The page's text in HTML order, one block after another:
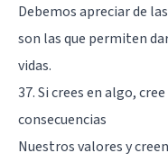
Debemos apreciar de
son las que permiten
vidas.
37. Si crees en algo,
consecuencias
Nuestros valores y